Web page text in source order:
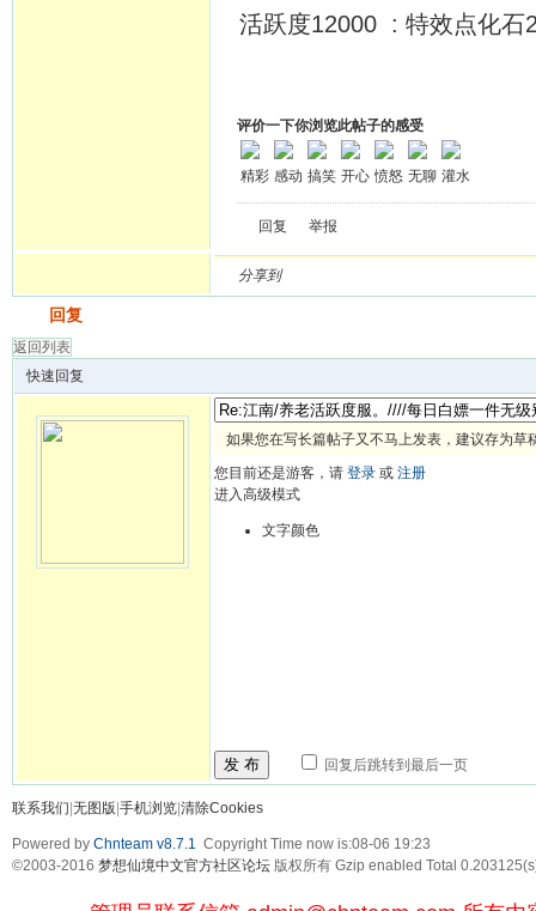
活跃度12000 : 特效点化
评价一下你浏览此帖子的感受
精彩 感动 搞笑 开心 愤怒 无聊 灌水
回复 举报
分享到
回复
返回列表
快速回复
如果您在写长篇帖子又不马上发表，建议存为草
您目前还是游客，请 登录 或 注册
进入高级模式
文字颜色
发 布 回复后跳转到最后一页
联系我们 无图版 手机浏览 清除Cookies
Powered by Chnteam v8.7.1 Copyright Time now is:08-06 19:23
©2003-2016 梦想仙境中文官方社区论坛 版权所有 Gzip enabled Total